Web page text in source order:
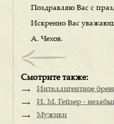
Поздравляю Вас с
Искренно Вас
А. Чехов.
Смотрите также:
Интеллигентное
И. М. Гейзер -
Мужики